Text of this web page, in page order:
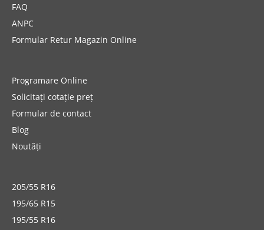
FAQ
ANPC
Formular Retur Magazin Online
Programare Online
Solicitați cotație preț
Formular de contact
Blog
Noutăți
205/55 R16
195/65 R15
195/55 R16